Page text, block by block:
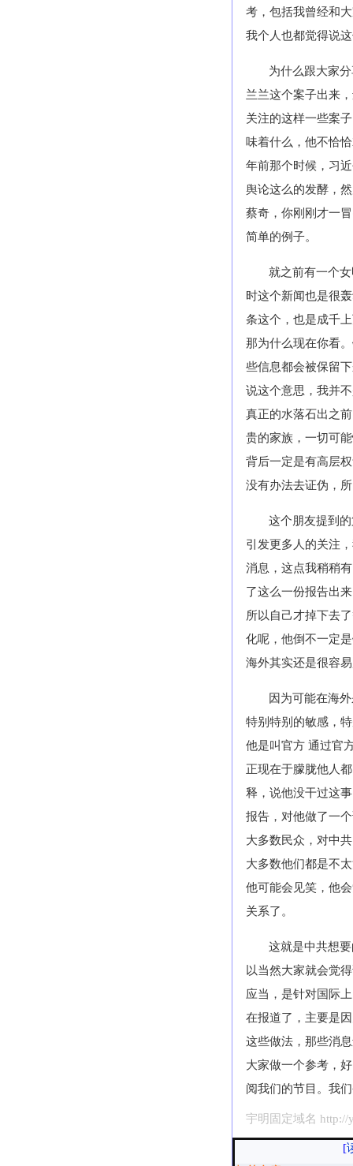
考，包括我曾经和
我个人也都觉得说
为什么跟大家
兰兰这个案子出来
关注的这样一些案
味着什么，他不恰
年前那个时候，习
舆论这么的发酵，
蔡奇，你刚刚才一
简单的例子。
就之前有一个
时这个新闻也是很
条这个，也是成千
那为什么现在你看
些信息都会被保留
说这个意思，我并
真正的水落石出之
贵的家族，一切可
背后一定是有高层
没有办法去证伪，
这个朋友提到
引发更多人的关注
消息，这点我稍稍
了这么一份报告出
所以自己才掉下去
化呢，他倒不一定
海外其实还是很容
因为可能在海
特别特别的敏感，
他是叫官方 通过官
正现在于朦胧他人
释，说他没干过这
报告，对他做了一
大多数民众，对中
大多数他们都是不
他可能会见笑，他
关系了。
这就是中共想
以当然大家就会觉
应当，是针对国际
在报道了，主要是
这些做法，那些消
大家做一个参考，
阅我们的节目。我
宇明固定域名 http://
[